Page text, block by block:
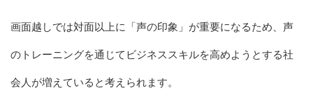
画面越しでは対面以上に「声の印象」が重要になるため、声
のトレーニングを通じてビジネススキルを高めようとする社
会人が増えていると考えられます。